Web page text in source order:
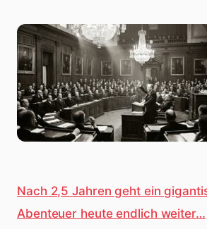
Nach 2,5 Jahren geht ein
Abenteuer heute endlich weiter…